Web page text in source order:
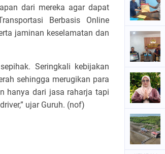
dari mereka agar dapat
Berbasis Online
jaminan keselamatan dan
Seringkali kebijakan
sehingga merugikan para
hanya dari jasa raharja tapi
ujar Guruh. (nof)